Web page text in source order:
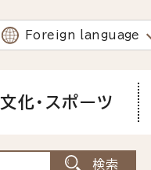
Foreign language
文化・スポーツ